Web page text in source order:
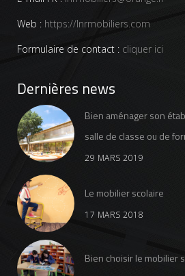
Web : https://lnrmobiliers.com
Formulaire de contact : cliquer ici
Dernières news
Bien aménager son
salle de classe ou de
29 MARS 2019
Le mobilier scolaire
17 MARS 2018
Bien choisir le mobilier